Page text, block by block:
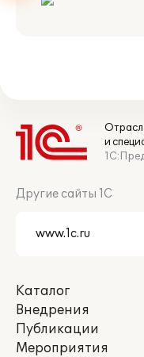
и
Другие сайты 1С
Каталог
Внедрения
Публикации
Мероприятия